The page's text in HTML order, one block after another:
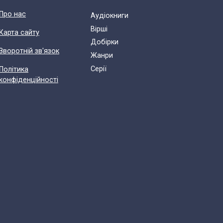
Про нас
Карта сайту
зв'язок
Політика
Аудіокниги
Вірші
Добірки
Жанри
Cерії